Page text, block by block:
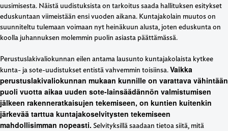
uusimisesta. Näistä uudistuksista on tarkoitus saada hallituksen esitykset
eduskuntaan viimeistään ensi vuoden aikana. Kuntajakolain muutos on
suunniteltu tulemaan voimaan nyt heinäkuun alusta, joten eduskunta on
koolla juhannuksen molemmin puolin asiasta päättämässä.
Perustuslakivaliokunnan eilen antama lausunto kuntajakolaista kytkee
kunta- ja sote-uudistukset entistä vahvemmin toisiinsa.Vaikka
perustuslakivaliokunnan mukaan kunnille on varattava vähintään
puoli vuotta aikaa uuden sote-lainsäädännön valmistumisen
jälkeen rakenneratkaisujen tekemiseen, on kuntien kuitenkin
järkevää tarttua kuntajakoselvitysten tekemiseen
mahdollisimman nopeasti. Selvityksillä saadaan tietoa siitä, mitä